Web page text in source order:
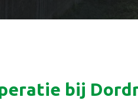
bij